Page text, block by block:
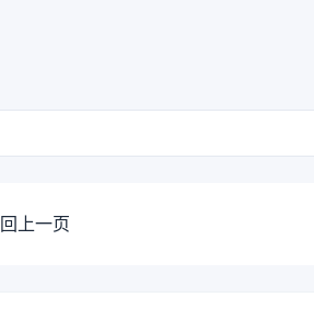
上一页